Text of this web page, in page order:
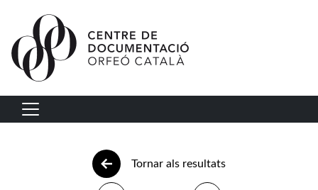
Vés al contingut
Navegació principal
Tornar als resultats